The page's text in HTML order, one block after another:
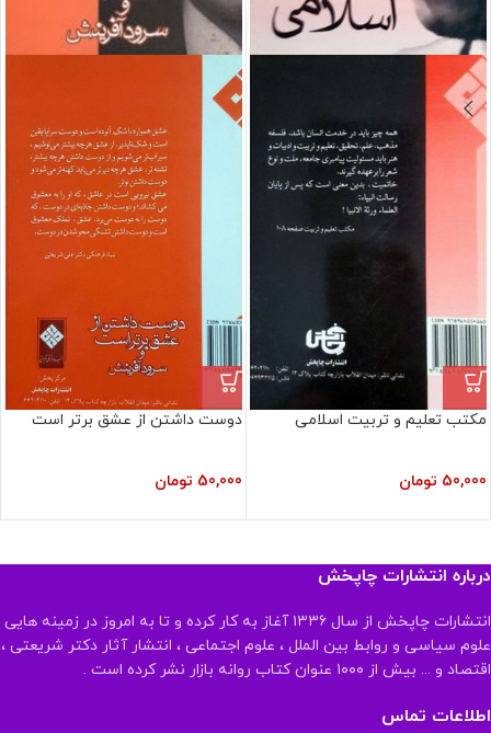
مکتب تعلیم و تربیت اسلامی
50,000 تومان
دوست داشتن از عشق برتر است
50,000 تومان
درباره انتشارات چاپخش
انتشارات چاپخش از سال ۱۳۳۶ آغاز به کار کرده و تا به امروز در زمینه هایی
علوم سیاسی و روابط بین الملل ، علوم اجتماعی ، انتشار آثار دکتر شریعتی ،
اقتصاد و ... بیش از ۱۰۰۰ عنوان کتاب روانه بازار نشر کرده است .
اطلاعات تماس